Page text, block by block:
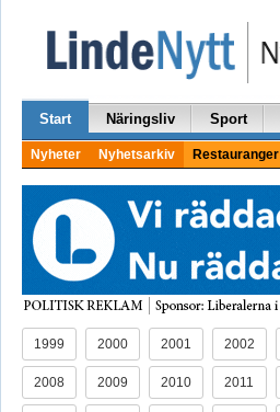
Start Näringsliv Sport
Nyheter Nyhetsarkiv Restauranger
1999 2000 2001 2002
2008 2009 2010 2011